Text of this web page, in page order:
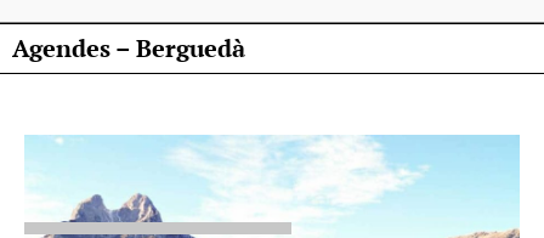
Agendes – Berguedà